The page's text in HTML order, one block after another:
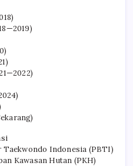
Taekwondo Indonesia (PBTI)
Kawasan Hutan (PKH)